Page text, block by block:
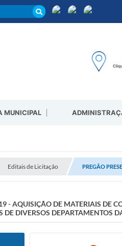
MUNICIPAL
Editais de Licitação PREGÃO
- AQUISIÇÃO DE MATERIAIS DE
DE DIVERSOS DEPARTAMENTOS